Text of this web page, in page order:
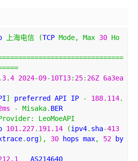
上海电信 (TCP Mode, Max 30 Ho
. 3.4 2024-09-10T13: 25: 26Z 6a3ea
] preferred API IP - 188.114.
- Misaka. BER
:
LeoMoeAPI
101.227. 191.14 (ipv4. sha-413
. org), 30 hops max, 52 by